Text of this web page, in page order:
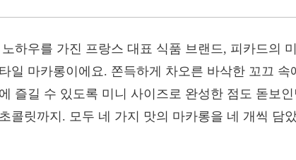
하우를 가진 프랑스 대표 식품 브랜드, 피카드의
일 마카롱이에요. 쫀득하게 차오른 바삭한 꼬끄
즐길 수 있도록 미니 사이즈로 완성한 점도 돋보
콜릿까지. 모두 네 가지 맛의 마카롱을 네 개씩 담